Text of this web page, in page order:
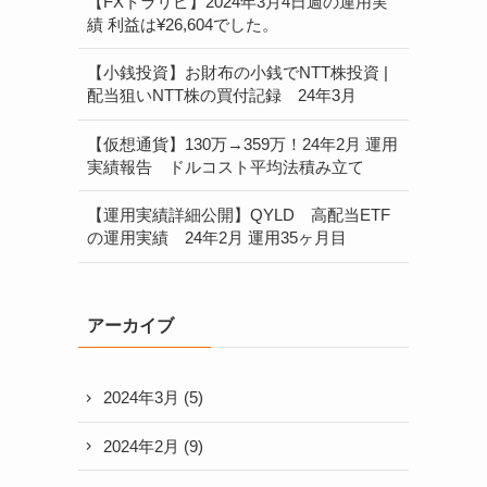
績 利益は¥26,604でした。
【小銭投資】お財布の小銭でNTT株投資 |
配当狙いNTT株の買付記録 24年3月
【仮想通貨】130万→359万！24年2月 運用
実績報告 ドルコスト平均法積み立て
【運用実績詳細公開】QYLD 高配当ETF
の運用実績 24年2月 運用35ヶ月目
アーカイブ
2024年3月 (5)
2024年2月 (9)